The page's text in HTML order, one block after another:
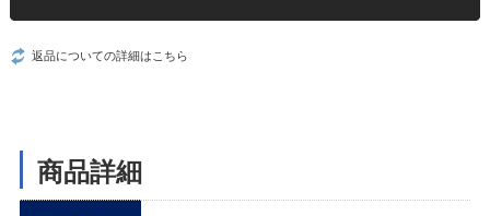
返品についての詳細はこちら
商品詳細